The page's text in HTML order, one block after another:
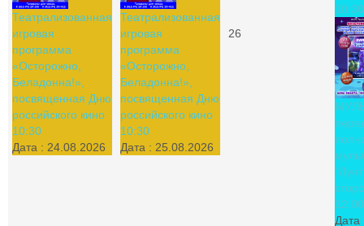
Театрализованная
игровая
программа
«Осторожно,
Беладонна!»,
посвященная Дню
российского кино
10:30
Дата : 24.08.2026
Театрализованная
игровая
программа
«Осторожно,
Беладонна!»,
посвященная Дню
российского кино
10:30
Дата : 25.08.2026
26
10:30
12:00